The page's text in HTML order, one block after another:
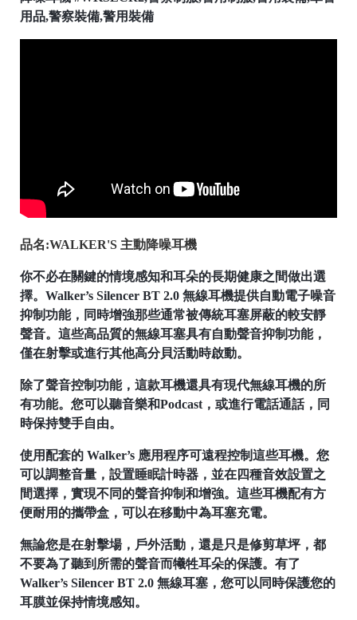
用品,警察裝備,警用裝備
品名:WALKER'S 主動降噪耳機
你不必在關鍵的情境感知和耳朵的長期健康之間做出選
擇。Walker’s Silencer BT 2.0 無線耳機提供自動電子噪音
抑制功能，同時增強那些通常被傳統耳塞屏蔽的較安靜
聲音。這些高品質的無線耳塞具有自動聲音抑制功能，
僅在射擊或進行其他高分貝活動時啟動。
除了聲音控制功能，這款耳機還具有現代無線耳機的所
有功能。您可以聽音樂和Podcast，或進行電話通話，同
時保持雙手自由。
使用配套的 Walker’s 應用程序可遠程控制這些耳機。您
可以調整音量，設置睡眠計時器，並在四種音效設置之
間選擇，實現不同的聲音抑制和增強。這些耳機配有方
便耐用的攜帶盒，可以在移動中為耳塞充電。
無論您是在射擊場，戶外活動，還是只是修剪草坪，都
不要為了聽到所需的聲音而犧牲耳朵的保護。有了
Walker’s Silencer BT 2.0 無線耳塞，您可以同時保護您的
耳膜並保持情境感知。